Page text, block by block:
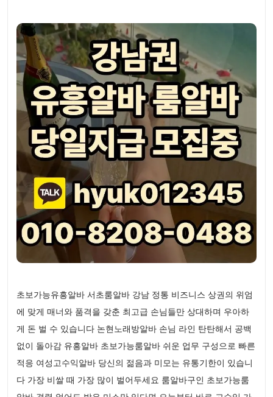
초보가능유흥알바 서초룸알바 강남 정통 비즈니스 상권의 위엄
에 맞게 매너와 품격을 갖춘 최고급 손님들만 상대하며 우아하
게 돈 벌 수 있습니다 논현노래방알바 손님 라인 탄탄해서 공백
없이 돌아감 유흥알바 초보가능룸알바 쉬운 업무 구성으로 빠른
적응 여성고수익알바 당신의 젊음과 미모는 유통기한이 있습니
다 가장 비쌀 때 가장 많이 벌어두세요 룸알바구인 초보가능룸